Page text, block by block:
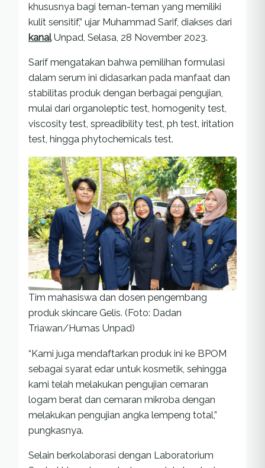
khususnya bagi teman-teman yang memiliki
kulit sensitif,” ujar Muhammad Sarif, diakses dari
kanalUnpad, Selasa, 28 November 2023.
Sarif mengatakan bahwa pemilihan formulasi
dalam serum ini didasarkan pada manfaat dan
stabilitas produk dengan berbagai pengujian,
mulai dari organoleptic test, homogenity test,
viscosity test, spreadibility test, ph test, iritation
test, hingga phytochemicals test.
Tim mahasiswa dan dosen pengembang
produk skincare Gelis. (Foto: Dadan
Triawan/Humas Unpad)
“Kami juga mendaftarkan produk ini ke BPOM
sebagai syarat edar untuk kosmetik, sehingga
kami telah melakukan pengujian cemaran
logam berat dan cemaran mikroba dengan
melakukan pengujian angka lempeng total,”
pungkasnya.
Selain berkolaborasi dengan Laboratorium